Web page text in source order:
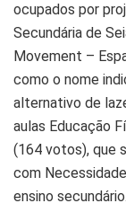
ocupados por
Secundária de
Movement –
como o nome
alternativo de
aulas Educação
(164 votos), que
com
ensino secundário.